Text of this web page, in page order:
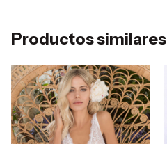
Productos similares